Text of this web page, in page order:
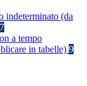
indeterminato (da
7
a tempo
in tabelle) 9